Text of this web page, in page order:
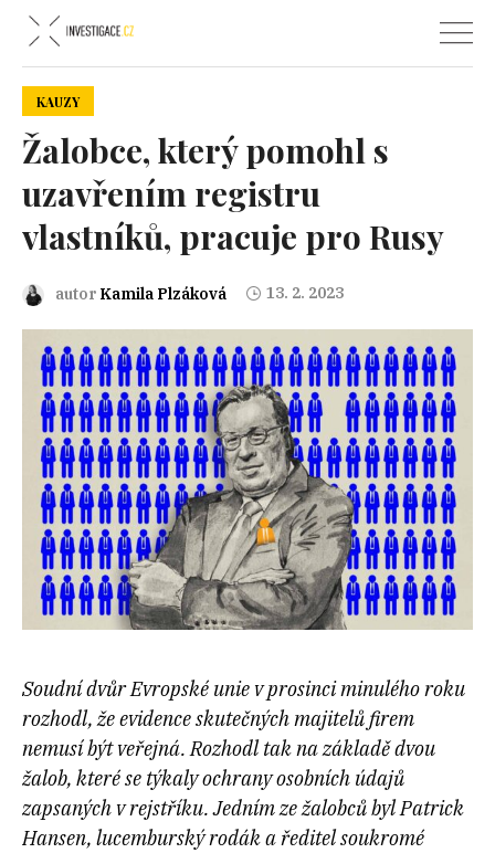
KAUZY
Žalobce, který pomohl s
uzavřením registru
vlastníků, pracuje pro Rusy
autor Kamila Plzáková 13. 2. 2023
Soudní dvůr Evropské unie v prosinci minulého roku
rozhodl, že evidence skutečných majitelů firem
nemusí být veřejná. Rozhodl tak na základě dvou
žalob, které se týkaly ochrany osobních údajů
zapsaných v rejstříku. Jedním ze žalobců byl Patrick
Hansen, lucemburský rodák a ředitel soukromé